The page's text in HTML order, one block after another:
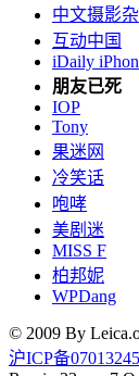
中文摄影
互动中国
iDaily
朋友已死
IOP
Tony
果迷网
冷笑话
咆哮
美剧迷
MISS F
柏邦妮
WPDang
© 2009 By
沪ICP备